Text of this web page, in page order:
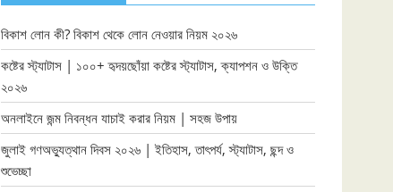
বিকাশ লোন কী? বিকাশ থেকে লোন নেওয়ার নিয়ম ২০২৬
কষ্টের স্ট্যাটাস | ১০০+ হৃদয়ছোঁয়া কষ্টের স্ট্যাটাস, ক্যাপশন ও উক্তি
২০২৬
অনলাইনে জন্ম নিবন্ধন যাচাই করার নিয়ম | সহজ উপায়
জুলাই গণঅভ্যুত্থান দিবস ২০২৬ | ইতিহাস, তাৎপর্য, স্ট্যাটাস, ছন্দ ও
শুভেচ্ছা